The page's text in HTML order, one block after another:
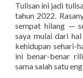
Tulisan ini jadi
tahun 2022.
sempat hilang —
saya mulai dari
kehidupan sehari-
ini benar-benar
sama salah satu